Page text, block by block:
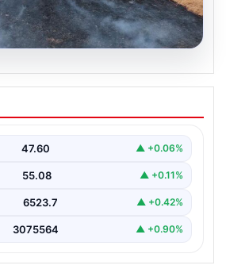
yangını ormanlık alana
altına alındı
bölgede henüz
nedenle…
47.60 ▲ +0.06%
55.08 ▲ +0.11%
6523.7 ▲ +0.42%
3075564 ▲ +0.90%